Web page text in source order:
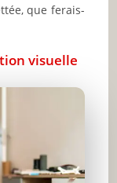
que ferais-
visuelle